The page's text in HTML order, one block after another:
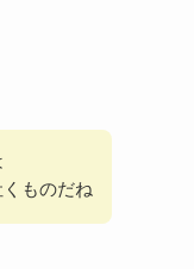
ものだね